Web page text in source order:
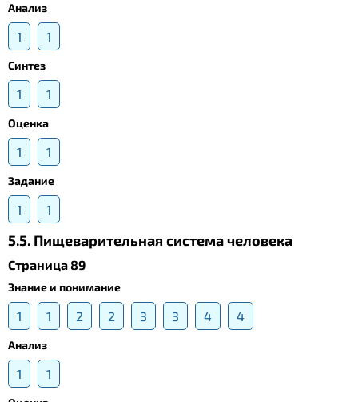
Анализ
1 1
Синтез
1 1
Оценка
1 1
Задание
1 1
5.5. Пищеварительная система человека
Страница 89
Знание и понимание
1 1 2 2 3 3 4 4
Анализ
1 1